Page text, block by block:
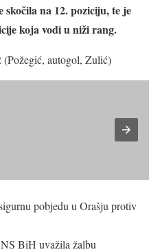
skočila na 12. poziciju, te je
koja vodi u niži rang.
autogol, Zulić)
pobjedu u Orašju protiv
BiH uvažila žalbu